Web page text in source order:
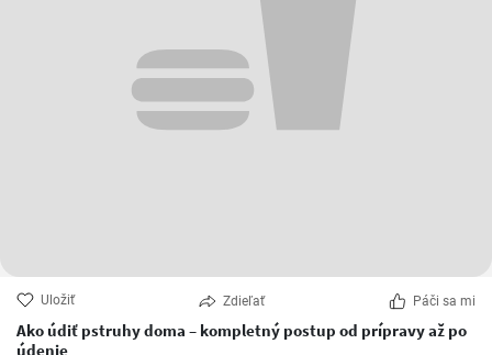
Uložiť Zdieľať Páči sa mi
Ako údiť pstruhy doma – kompletný postup od prípravy až po
údenie